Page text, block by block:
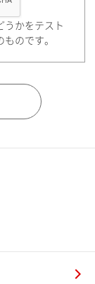
うかをテスト
のです。